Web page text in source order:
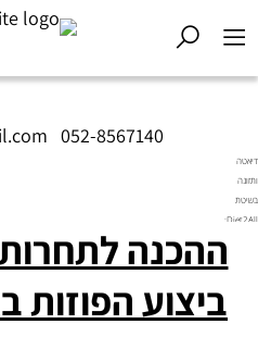
052-8567140
דיאטה
ותזונה
בשיטת
Diet2All:
ההכנה
ביצוע הפוזות